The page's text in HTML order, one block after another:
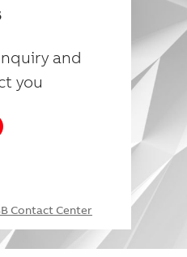
and
you
Contact Center